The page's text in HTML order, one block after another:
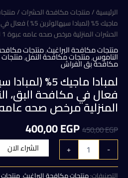
الرئيسية/منتجات مكافحة الحشرات/
ماجيك 5% (لمبادا
الحشرات المنزلية مرخص صحه عامه عبوة 1 لتر
منتجات مكافحة البراغيث,منتجات
الناموس,منتجات مكافحة النمل,
مكافحة بق الفراش
فعال في مكافحة البق،
المنزلية مرخص صحه عامه
450,00EGP
السعر
الأصلي
هو:
400,00EGP
السعر
هو:
-
كمية
لمبادا
ماجيك
5%
+ الشراء الان
التصنيفات:منتجات مكافحة البراغيث,